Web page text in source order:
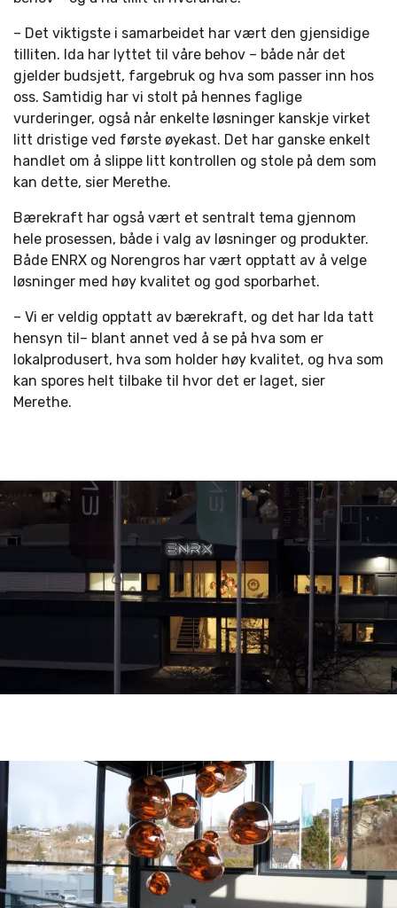
– Det viktigste i samarbeidet har vært den gjensidige
tilliten. Ida har lyttet til våre behov – både når det
gjelder budsjett, fargebruk og hva som passer inn hos
oss. Samtidig har vi stolt på hennes faglige
vurderinger, også når enkelte løsninger kanskje virket
litt dristige ved første øyekast. Det har ganske enkelt
handlet om å slippe litt kontrollen og stole på dem som
kan dette, sier Merethe.
Bærekraft har også vært et sentralt tema gjennom
hele prosessen, både i valg av løsninger og produkter.
Både ENRX og Norengros har vært opptatt av å velge
løsninger med høy kvalitet og god sporbarhet.
– Vi er veldig opptatt av bærekraft, og det har Ida tatt
hensyn til– blant annet ved å se på hva som er
lokalprodusert, hva som holder høy kvalitet, og hva som
kan spores helt tilbake til hvor det er laget, sier
Merethe.